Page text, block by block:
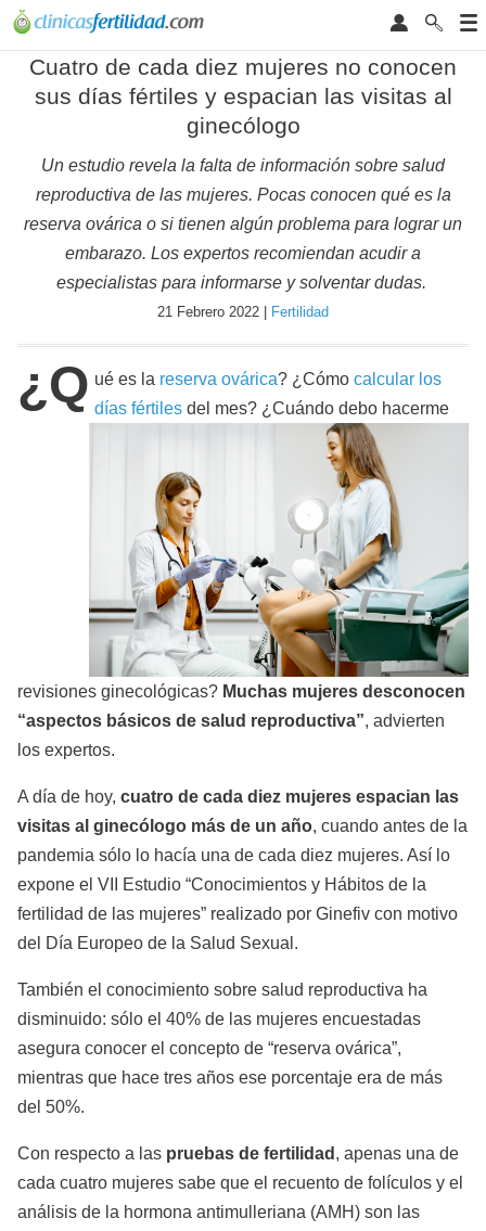
Cuatro de cada diez mujeres no conocen
sus días fértiles y espacian las visitas al
ginecólogo
Un estudio revela la falta de información sobre salud
reproductiva de las mujeres. Pocas conocen qué es la
reserva ovárica o si tienen algún problema para lograr un
embarazo. Los expertos recomiendan acudir a
especialistas para informarse y solventar dudas.
21 Febrero 2022 | Fertilidad
¿Q ué es la reserva ovárica? ¿Cómo calcular los
días fértilesdel mes? ¿Cuándo debo hacerme
revisiones ginecológicas? Muchas mujeres desconocen
“aspectos básicos de salud reproductiva”, advierten
los expertos.
A día de hoy, cuatro de cada diez mujeres espacian las
visitas al ginecólogo más de un año, cuando antes de la
pandemia sólo lo hacía una de cada diez mujeres. Así lo
expone el VII Estudio “Conocimientos y Hábitos de la
fertilidad de las mujeres” realizado por Ginefiv con motivo
del Día Europeo de la Salud Sexual.
También el conocimiento sobre salud reproductiva ha
disminuido: sólo el 40% de las mujeres encuestadas
asegura conocer el concepto de “reserva ovárica”,
mientras que hace tres años ese porcentaje era de más
del 50%.
Con respecto a las pruebas de fertilidad , apenas una de
cada cuatro mujeres sabe que el recuento de folículos y el
análisis de la hormona antimulleriana (AMH) son las